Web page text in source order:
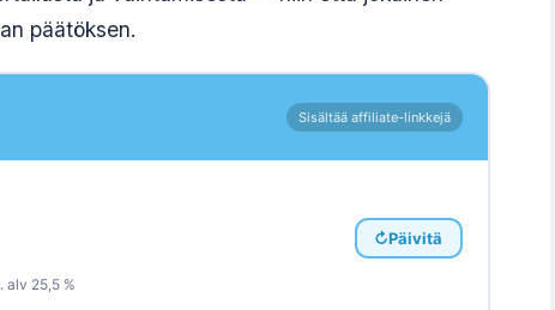
päätöksen.
Sisältää affiliate-linkkejä
alv 25,5 %
↻Päivitä